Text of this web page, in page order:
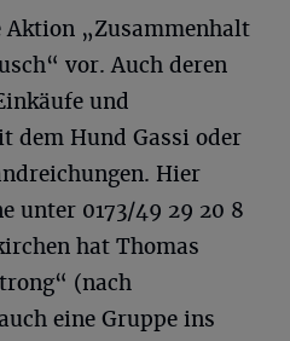
„Zusammenhalt
vor. Auch deren
und
dem Hund Gassi oder
Hier
unter 0173/49 29 20 8
hat Thomas
(nach
eine Gruppe ins